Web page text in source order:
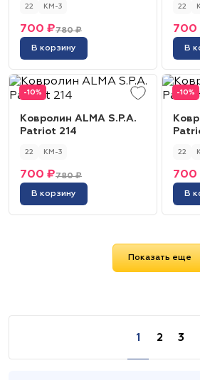
22 КМ-3
780 ₽
700 ₽
В корзину
22
700
В
-10%
Ковролин ALMA S.P.A.
Patriot 214
22 КМ-3
780 ₽
700 ₽
В корзину
-10%
22
700
В
Показать еще
1 2 3